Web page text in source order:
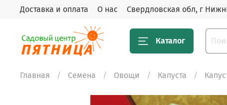
Доставка и оплата О нас Свердловская обл, г
Каталог
Главная Семена Овощи Капуста